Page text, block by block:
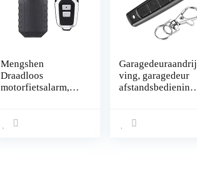
Mengshen
Draadloos
motorfietsalarm,
afstandsbediening,
Garagedeuraandrij
ving, garagedeur
afstandsbediening
universele